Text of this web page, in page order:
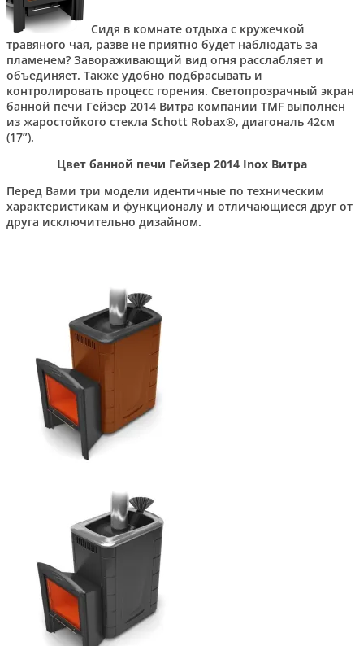
Сидя в комнате отдыха с кружечкой
травяного чая, разве не приятно будет наблюдать за
пламенем? Завораживающий вид огня расслабляет и
объединяет. Также удобно подбрасывать и
контролировать процесс горения. Светопрозрачный экран
банной печи Гейзер 2014 Витра компании TMF выполнен
из жаростойкого стекла Schott Robax®, диагональ 42см
(17”).
Цвет банной печи Гейзер 2014 Inox Витра
Перед Вами три модели идентичные по техническим
характеристикам и функционалу и отличающиеся друг от
друга исключительно дизайном.